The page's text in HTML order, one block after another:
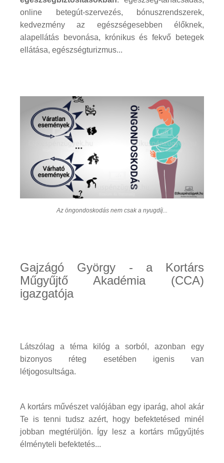
online betegút-szervezés, bónuszrendszerek,
kedvezmény az egészségesebben élőknek,
alapellátás bevonása, krónikus és fekvő betegek
ellátása, egészségturizmus...
Az öngondoskodás nem csak a nyugdíj...
Gajzágó György - a Kortárs
Műgyűjtő Akadémia (CCA)
igazgatója
Látszólag a téma kilóg a sorból, azonban egy
bizonyos réteg esetében igenis van
létjogosultsága.
A kortárs művészet valójában egy iparág, ahol akár
Te is tenni tudsz azért, hogy befektetésed minél
jobban megtérüljön. Így lesz a kortárs műgyűjtés
élményteli befektetés...